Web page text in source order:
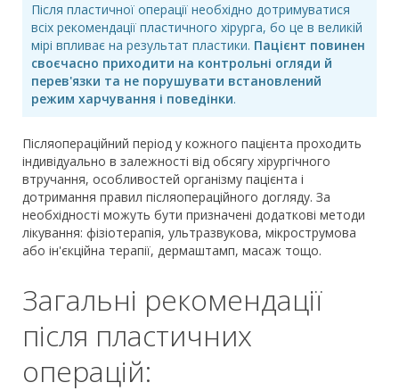
Після пластичної операції необхідно дотримуватися
всіх рекомендації пластичного хірурга, бо це в великій
мірі впливає на результат пластики. Пацієнт повинен
своєчасно приходити на контрольні огляди й
перев'язки та не порушувати встановлений
режим харчування і поведінки.
Післяопераційний період у кожного пацієнта проходить
індивідуально в залежності від обсягу хірургічного
втручання, особливостей організму пацієнта і
дотримання правил післяопераційного догляду. За
необхідності можуть бути призначені додаткові методи
лікування: фізіотерапія, ультразвукова, мікрострумова
або ін'єкційна терапії, дермаштамп, масаж тощо.
Загальні рекомендації
після пластичних
операцій: